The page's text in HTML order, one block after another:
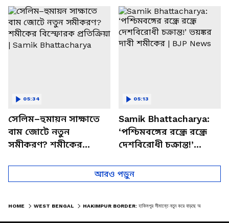
চত্বরে তাণ্ডব
খোলসা করলেন শুভেন্দু
সেলিম–হুমায়ন সাক্ষাতে
বাম জোটে নতুন
সমীকরণ? শমীকের
Samik Bhattacharya
05:34
Samik Bhattacharya:
‘পশ্চিমবঙ্গের রন্ধ্রে রন্ধ্রে
দেশবিরোধী চক্রান্ত!’
BJP News
05:13
আরও পড়ুন
HOME WEST BENGAL